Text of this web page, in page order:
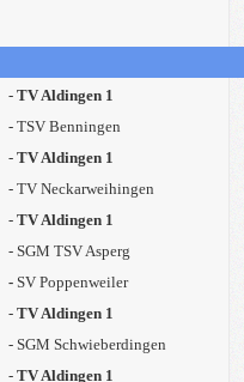
-TV Aldingen 1
- TSV Benningen
-TV Aldingen 1
-TV Neckarweihingen
-TV Aldingen 1
- SGM TSV Asperg
-SV Poppenweiler
-TV Aldingen 1
- SGM Schwieberdingen
-TV Aldingen 1